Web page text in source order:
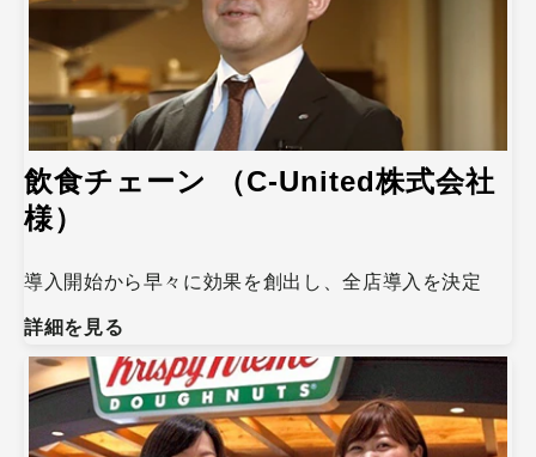
飲食チェーン （C-United株式会社
様）
導入開始から早々に効果を創出し、全店導入を決定
詳細を見る